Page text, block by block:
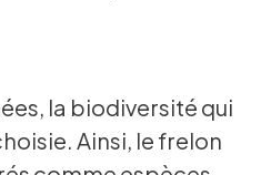
la biodiversité qui
Ainsi, le frelon